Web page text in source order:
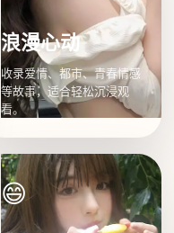
浪漫心动
收录爱情、都市、青春情感
等故事，适合轻松沉浸观
看。
😄